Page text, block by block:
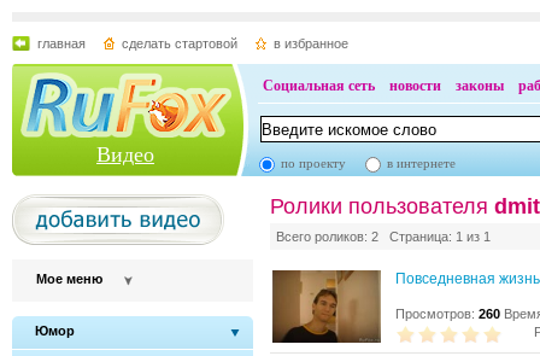
главная сделать стартовой в избранное
Видео
Социальная сеть новости законы
по проекту в интернете
Мое меню
Юмор
Ролики пользователя
Всего роликов: 2 Страница: 1 из 1
Повседневная жизнь
Просмотров: 260